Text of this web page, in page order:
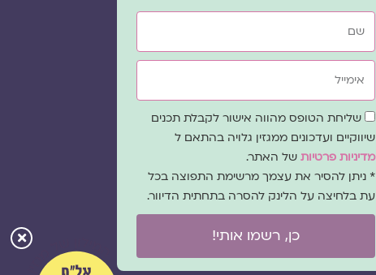
שם
אימייל
שדה
הסכמה
שליחת הטופס מהווה אישור לקבלת תכנים
שיווקיים ועדכונים ממגזין גלויה בהתאם ל
מדיניות פרטיות של האתר.
* ניתן להסיר את עצמך מרשימת התפוצה בכל
עת בלחיצה על הלינק להסרה בתחתית הדיוור.
כן, רשמו אותי!